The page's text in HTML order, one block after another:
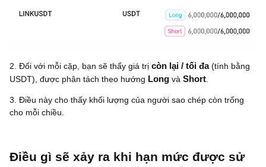
2. Đối với mỗi cặp, bạn sẽ thấy giá trị còn lại / tối đa(tính bằng
USDT), được phân tách theo hướng Long và Short
3. Điều này cho thấy khối lượng của người sao chép còn trống
cho mỗi chiều.
Điều gì sẽ xảy ra khi hạn mức được sử